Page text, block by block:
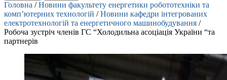
Головна /Новини факультету енергетики робототехніки та
комп’ютерних технологій /Новини кафедри інтегрованих
електротехнологій та енергетичного машинобудування /
Робоча зустріч членів ГС “Холодильна асоціація України “та
партнерів